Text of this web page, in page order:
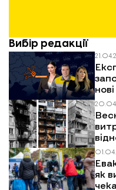
Вибір редакції
як